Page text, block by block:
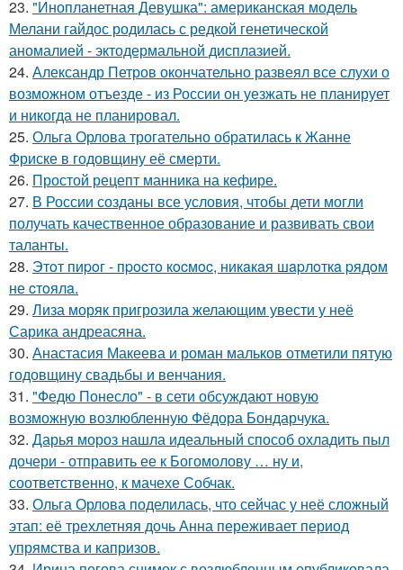
23. "Инопланетная Девушка": американская модель
Мелани гайдос родилась с редкой генетической
аномалией - эктодермальной дисплазией.
24. Александр Петров окончательно развеял все слухи о
возможном отъезде - из России он уезжать не планирует
и никогда не планировал.
25. Ольга Орлова трогательно обратилась к Жанне
Фриске в годовщину её смерти.
26. Простой рецепт манника на кефире.
27. В России созданы все условия, чтобы дети могли
получать качественное образование и развивать свои
таланты.
28. Этoт пиpoг - пpocтo кocмoc, никaкaя шapлoткa pядoм
не cтoялa.
29. Лиза моряк пригрозила желающим увести у неё
Сарика андреасяна.
30. Анастасия Макеева и роман мальков отметили пятую
годовщину свадьбы и венчания.
31. "Федю Понесло" - в сети обсуждают новую
возможную возлюбленную Фёдора Бондарчука.
32. Дарья мороз нашла идеальный способ охладить пыл
дочери - отправить ее к Богомолову … ну и,
соответственно, к мачехе Собчак.
33. Ольга Орлова поделилась, что сейчас у неё сложный
этап: её трехлетняя дочь Анна переживает период
упрямства и капризов.